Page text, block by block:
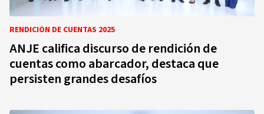
RENDICIÓN DE CUENTAS 2025
ANJE califica discurso de rendición de
cuentas como abarcador, destaca que
persisten grandes desafíos